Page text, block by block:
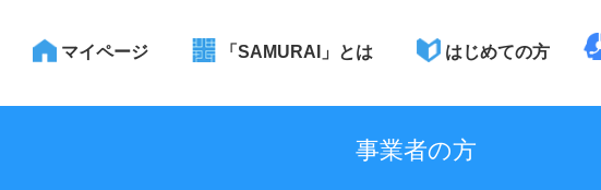
マイページ 「SAMURAI」とは はじめての方
事業者の方